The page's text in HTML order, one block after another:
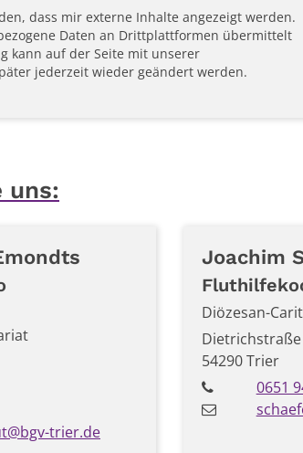
dass mir externe Inhalte angezeigt werden.
Daten an Drittplattformen übermittelt
kann auf der Seite mit unserer
jederzeit wieder geändert werden.
uns:
trier.de
Joachim
Diözesan-
Dietrichstraße
54290Trier
0651